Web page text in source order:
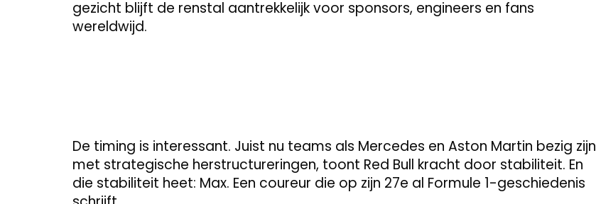
gezicht blijft de renstal aantrekkelijk voor sponsors, engineers en fans
wereldwijd.
De timing is interessant. Juist nu teams als Mercedes en Aston Martin bezig zijn
met strategische herstructureringen, toont Red Bull kracht door stabiliteit. En
die stabiliteit heet: Max. Een coureur die op zijn 27e al Formule 1-geschiedenis